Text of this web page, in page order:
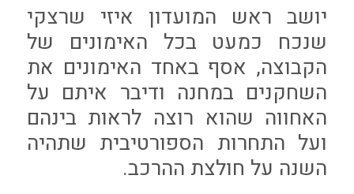
יושב ראש המועדון איזי שרצקי
שנכח כמעט בכל האימונים של
הקבוצה, אסף באחד האימונים את
השחקנים במחנה ודיבר איתם על
האחווה שהוא רוצה לראות בינהם
ועל התחרות הספורטיבית שתהיה
השנה על חולצת ההרכב.